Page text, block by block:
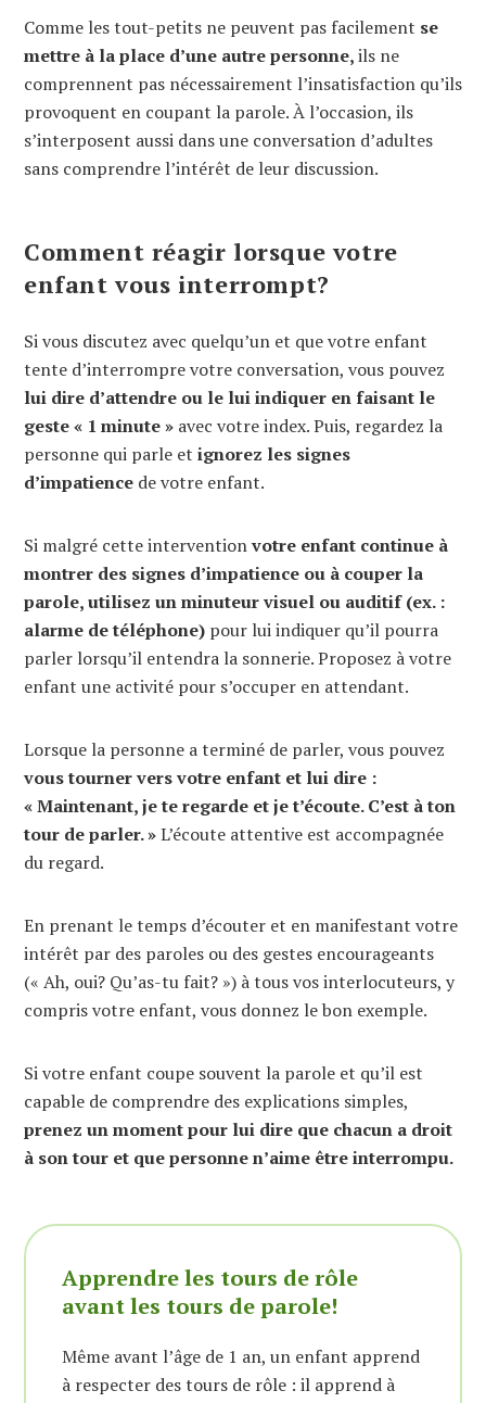
Comme les tout-petits ne peuvent pas facilement se
mettre à la place d’une autre personne,ils ne
comprennent pas nécessairement l’insatisfaction qu’ils
provoquent en coupant la parole. À l’occasion, ils
s’interposent aussi dans une conversation d’adultes
sans comprendre l’intérêt de leur discussion.
Comment réagir lorsque votre
enfant vous interrompt?
Si vous discutez avec quelqu’un et que votre enfant
tente d’interrompre votre conversation, vous pouvez
lui dire d’attendre ou le lui indiquer en faisant le
geste « 1 minute » avec votre index. Puis, regardez la
personne qui parle et ignorez les signes
d’impatience de votre enfant.
Si malgré cette interventionvotre enfant continue à
montrer des signes d’impatience ou à couper la
parole, utilisez un minuteur visuel ou auditif (ex. :
alarme de téléphone) pour lui indiquer qu’il pourra
parler lorsqu’il entendra la sonnerie. Proposez à votre
enfant une activité pour s’occuper en attendant.
Lorsque la personne a terminé de parler, vous pouvez
vous tourner vers votre enfant et lui dire :
« Maintenant, je te regarde et je t’écoute. C’est à ton
tour de parler. »L’écoute attentive est accompagnée
du regard.
En prenant le temps d’écouter et en manifestant votre
intérêt par des paroles ou des gestes encourageants
(« Ah, oui? Qu’as-tu fait? ») à tous vos interlocuteurs, y
compris votre enfant, vous donnez le bon exemple.
Si votre enfant coupe souvent la parole et qu’il est
capable de comprendre des explications simples,
prenez un moment pour lui dire que chacun a droit
à son tour et que personne n’aime être interrompu.
Apprendre les tours de rôle
avant les tours de parole!
Même avant l’âge de 1 an, un enfant apprend
à respecter des tours de rôle : il apprend à